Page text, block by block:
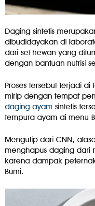
Daging sintetis
dibudidayakan di
dari sel hewan yang
dengan bantuan nutrisi
Proses tersebut terjadi di
mirip dengan tempat
daging ayam sintetis
tempura ayam di menu
Mengutip dari CNN,
menghapus daging dari
karena dampak
Bumi.